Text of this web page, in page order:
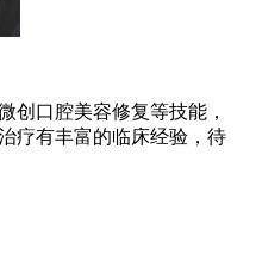
创口腔美容修复等技能，
疗有丰富的临床经验，待